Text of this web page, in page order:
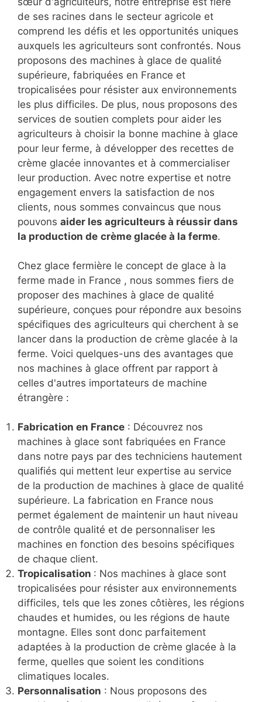
de ses racines dans le secteur agricole et
comprend les défis et les opportunités uniques
auxquels les agriculteurs sont confrontés. Nous
proposons des machines à glace de qualité
supérieure, fabriquées en France et
tropicalisées pour résister aux environnements
les plus difficiles. De plus, nous proposons des
services de soutien complets pour aider les
agriculteurs à choisir la bonne machine à glace
pour leur ferme, à développer des recettes de
crème glacée innovantes et à commercialiser
leur production. Avec notre expertise et notre
engagement envers la satisfaction de nos
clients, nous sommes convaincus que nous
pouvons aider les agriculteurs à réussir dans
la production de crème glacée à la ferme.
Chez glace fermière le concept de glace à la
ferme made in France , nous sommes fiers de
proposer des machines à glace de qualité
supérieure, conçues pour répondre aux besoins
spécifiques des agriculteurs qui cherchent à se
lancer dans la production de crème glacée à la
ferme. Voici quelques-uns des avantages que
nos machines à glace offrent par rapport à
celles d'autres importateurs de machine
étrangère :
Fabrication en France : Découvrez nos
machines à glace sont fabriquées en France
dans notre pays par des techniciens hautement
qualifiés qui mettent leur expertise au service
de la production de machines à glace de qualité
supérieure. La fabrication en France nous
permet également de maintenir un haut niveau
de contrôle qualité et de personnaliser les
machines en fonction des besoins spécifiques
de chaque client.
Tropicalisation : Nos machines à glace sont
tropicalisées pour résister aux environnements
difficiles, tels que les zones côtières, les régions
chaudes et humides, ou les régions de haute
montagne. Elles sont donc parfaitement
adaptées à la production de crème glacée à la
ferme, quelles que soient les conditions
climatiques locales.
Personnalisation : Nous proposons des